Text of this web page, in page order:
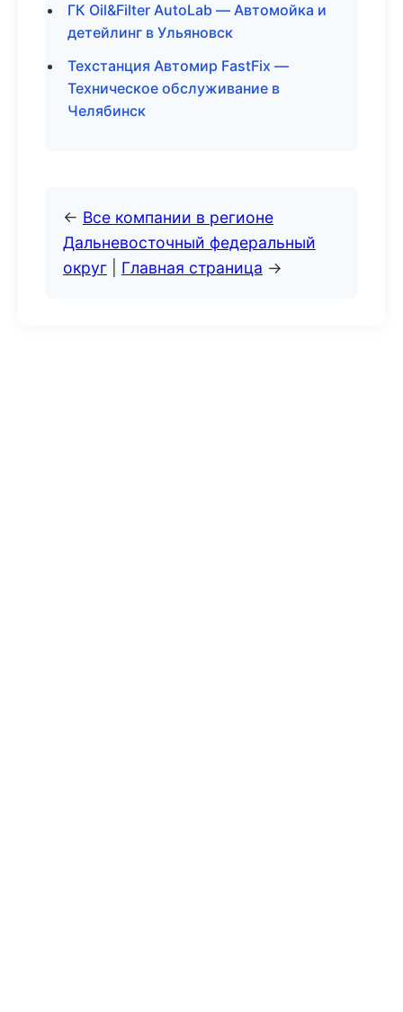
ГК Oil&Filter AutoLab — Автомойка и
детейлинг в Ульяновск
Техстанция Автомир FastFix —
Техническое обслуживание в
Челябинск
← Все компании в регионе
Дальневосточный федеральный
округ
Главная страница →